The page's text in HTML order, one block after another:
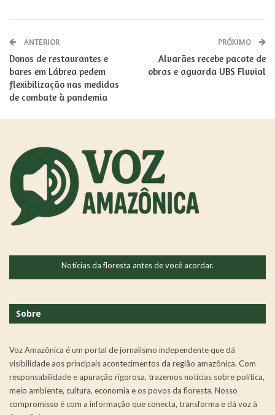
ANTERIOR
Donos de restaurantes e
bares em Lábrea pedem
flexibilização nas medidas
de combate à pandemia
PRÓXIMO
Alvarães recebe pacote de
obras e aguarda UBS Fluvial
Notícias da floresta antes de você acordar.
Sobre
Voz Amazônica é um portal de jornalismo independente que dá
visibilidade aos principais acontecimentos da região amazônica. Com
responsabilidade e apuração rigorosa, trazemos notícias sobre política,
meio ambiente, cultura, economia e os povos da floresta. Nosso
compromisso é com a informação que conecta, transforma e dá voz à